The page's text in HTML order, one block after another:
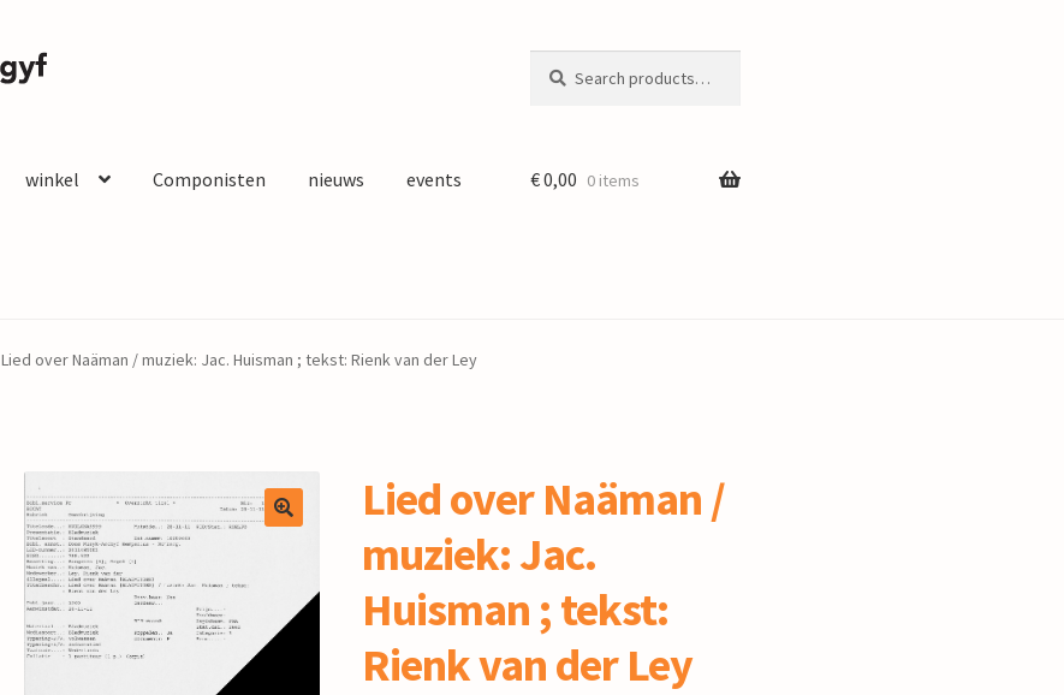
for:
winkel Componisten nieuws events €0,00 0 items
Lied over Naäman / muziek: Jac. Huisman ; tekst: Rienk van der Ley
Lied over Naäman /
muziek: Jac.
Huisman ; tekst:
Rienk van der Ley